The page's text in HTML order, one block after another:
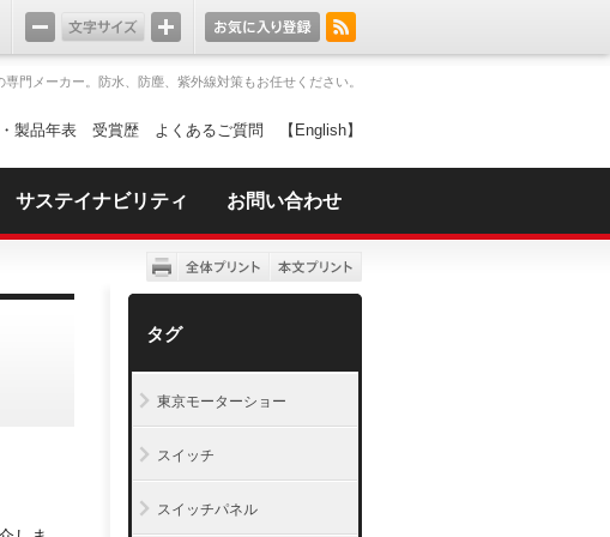
門メーカー。防水、防塵、紫外線対策もお任せください。
製品年表 受賞歴 よくあるご質問 【English】
サステイナビリティ お問い合わせ
タグ
東京モーターショー
スイッチ
スイッチパネル